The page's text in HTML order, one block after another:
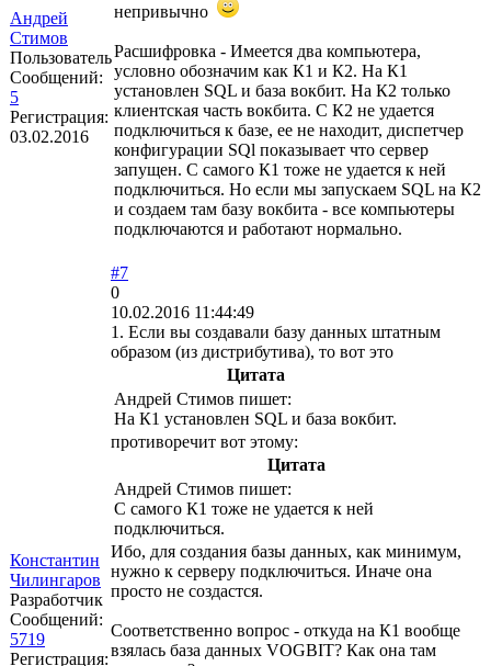
Андрей
Стимов
Пользователь
Сообщений:
5
Регистрация:
03.02.2016
непривычно
Расшифровка - Имеется два компьютера,
условно обозначим как К1 и К2. На К1
установлен SQL и база вокбит. На К2 только
клиентская часть вокбита. С К2 не удается
подключиться к базе, ее не находит, диспетчер
конфигурации SQl показывает что сервер
запущен. С самого К1 тоже не удается к ней
подключиться. Но если мы запускаем SQL на К2
и создаем там базу вокбита - все компьютеры
подключаются и работают нормально.
Константин
Чилингаров
Разработчик
Сообщений:
5719
Регистрация:
#7
0
10.02.2016 11:44:49
1. Если вы создавали базу данных штатным
образом (из дистрибутива), то вот это
Цитата
Андрей Стимов пишет:
На К1 установлен SQL и база вокбит.
противоречит вот этому:
Цитата
Андрей Стимов пишет:
С самого К1 тоже не удается к ней
подключиться.
Ибо, для создания базы данных, как минимум,
нужно к серверу подключиться. Иначе она
просто не создастся.
Соответственно вопрос - откуда на К1 вообще
взялась база данных VOGBIT? Как она там